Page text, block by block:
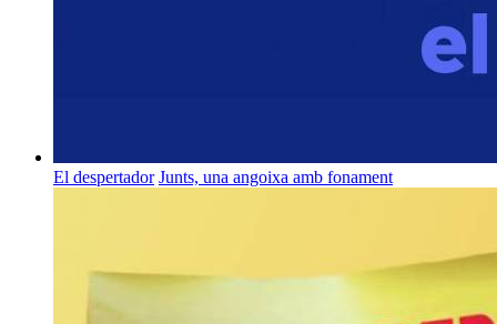
El despertador Junts, una angoixa amb fonament